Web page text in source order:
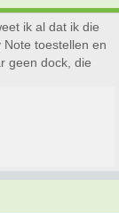
ik al dat ik die
toestellen en
geen dock, die